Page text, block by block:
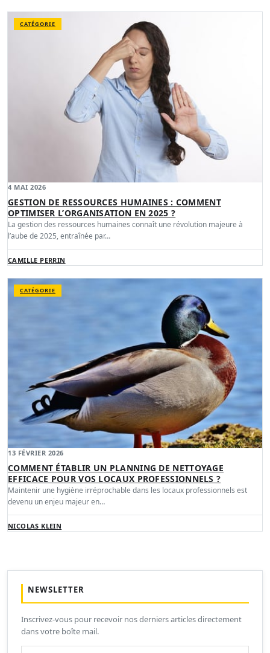
CATÉGORIE
4 MAI 2026
GESTION DE RESSOURCES HUMAINES : COMMENT
OPTIMISER L’ORGANISATION EN 2025 ?
La gestion des ressources humaines connaît une révolution majeure à
l’aube de 2025, entraînée par…
CAMILLE PERRIN
CATÉGORIE
13 FÉVRIER 2026
COMMENT ÉTABLIR UN PLANNING DE NETTOYAGE
EFFICACE POUR VOS LOCAUX PROFESSIONNELS ?
Maintenir une hygiène irréprochable dans les locaux professionnels est
devenu un enjeu majeur en…
NICOLAS KLEIN
NEWSLETTER
Inscrivez-vous pour recevoir nos derniers articles directement
dans votre boîte mail.